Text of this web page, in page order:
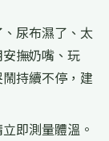
尿布濕了、太
撫奶嘴、玩
持續不停，建
即測量體溫。